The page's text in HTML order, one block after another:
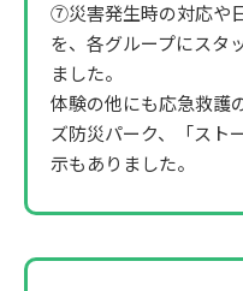
⑦災害発生時の対応や
を、各グループにスタ
ました。
体験の他にも応急救護
ズ防災パーク、「スト
示もありました。